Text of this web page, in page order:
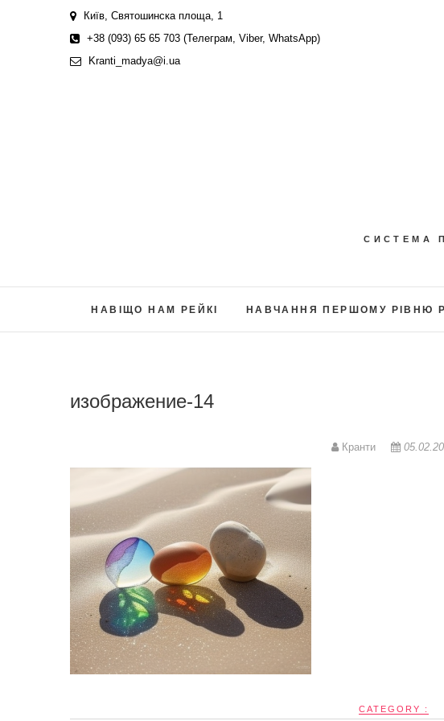
Київ, Святошинска площа, 1
+38 (093) 65 65 703 (Телеграм, Viber, WhatsApp)
Kranti_madya@i.ua
СИСТЕМА
НАВІЩО НАМ РЕЙКІ НАВЧАННЯ ПЕРШОМУ РІВНЮ
изображение-14
Кранти
CATEGORY :